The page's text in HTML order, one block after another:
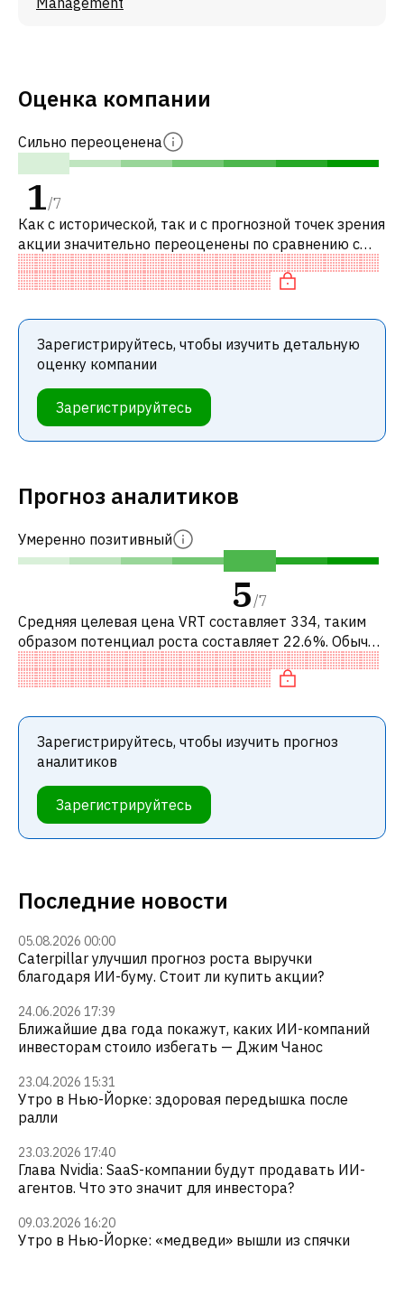
Последние новости
05.08.2026 00:00
Caterpillar улучшил прогноз роста выручки
благодаря ИИ-буму. Стоит ли купить акции?
24.06.2026 17:39
Ближайшие два года покажут, каких ИИ-компаний
инвесторам стоило избегать — Джим Чанос
23.04.2026 15:31
Утро в Нью-Йорке: здоровая передышка после
ралли
23.03.2026 17:40
Глава Nvidia: SaaS-компании будут продавать ИИ-
агентов. Что это значит для инвестора?
09.03.2026 16:20
Утро в Нью-Йорке: «медведи» вышли из спячки
Оценка компании
Сильно переоценена
1/7
Как с исторической, так и с прогнозной точек зрения
акции значительно переоценены по сравнению с
аналогичными акциями. В частности, акция
компании переоценена по P/E, «до
Зарегистрируйтесь, чтобы изучить детальную
оценку компании
Зарегистрируйтесь
Прогноз аналитиков
Умеренно позитивный
5 /7
Средняя целевая цена VRT составляет 334, таким
образом потенциал роста составляет 22.6%. Обычно
это означает рекомендацию «ПОКУПАТЬ» среди
инвестиционных компаний или рек
Зарегистрируйтесь, чтобы изучить прогноз
аналитиков
Зарегистрируйтесь